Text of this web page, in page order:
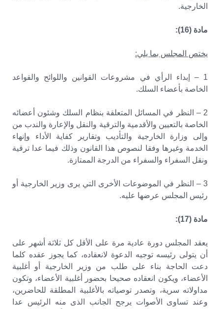
الخارجية.
مادة (16):
يختص المجلس بما يلي:
1 – إبداء الرأي في مشروعات القوانين واللوائح والقواعد
الخاصة بأعضاء السلك.
2 – النظر في المسائل المتعلقة بنظام السلك وشئون أعضائه
الخاصة بالتعيين والأقدمية والترقية والنقل والإعارة والندب من
وإلى وزارة الخارجية والتأديب وتقارير كفاية الأداء وإنهاء
الخدمة وغيرها وفقا لنصوص هذا القانون وذلك فيما عدا ترقية
ونقل السفراء والسفراء من الدرجة الممتازة.
3 – النظر في الموضوعات الأخرى التي يرى وزير الخارجية أو
رئيس المجلس عرضها عليه.
مادة (17):
يعقد المجلس دورة عادية مرة على الأقل كل ثلاثة أشهر على
أن يتولى رئيسه توجيه الدعوة لانعقاده، كما يجوز عقده كلما
دعت الحاجة بناء على طلب من وزير الخارجية أو أغلبية
الأعضاء، ويكون انعقاده صحيحا بحضور أغلبية الأعضاء، وتكون
مداولاته سرية، وتصدر توصياته بالأغلبية المطلقة للحاضرين،
وعند تساوى الأصوات يرجح الجانب الذى منه الرئيس عدا